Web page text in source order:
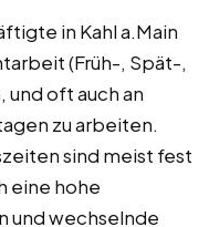
in Kahl a.Main
(Früh-, Spät-,
oft auch an
zu arbeiten.
sind meist fest
eine hohe
und wechselnde